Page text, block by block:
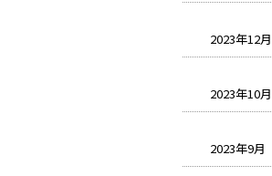
2023年12月
2023年10月
2023年9月